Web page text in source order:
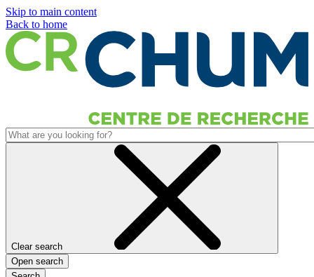
Skip to main content
Back to home
Clear search
Open search